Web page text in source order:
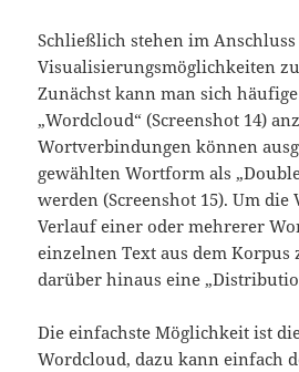
Schließlich stehen im
Visualisierungsmöglichkeiten
Zunächst kann man sich
„Wordcloud“ (Screenshot 14)
Wortverbindungen können
gewählten Wortform als
werden (Screenshot 15). Um
Verlauf einer oder mehrerer
einzelnen Text aus dem Korpus
darüber hinaus eine
Die einfachste Möglichkeit ist
Wordcloud, dazu kann einfach